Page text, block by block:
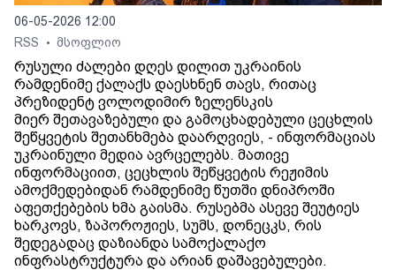
06-05-2026 12:00
RSS
• მსოფლიო
რუსული ძალები დღეს დილით უკრაინის
რამდენიმე ქალაქს დაესხნენ თავს, რითაც
პრეზიდენტ ვოლოდიმირ ზელენსკის
მიერ შეთავაზებული და გამოცხადებული ცეცხლის
შეწყვეტის შეთანხმება დაარღვიეს, - ინფორმაციას
უკრაინული მედია ავრცელებს. მათივე
ინფორმაციით, ცეცხლის შეწყვეტის რეჟიმის
ამოქმედებიდან რამდენიმე წუთში დნიპროში
აფეთქებების ხმა გაისმა. რუსებმა ასევე შეუტიეს
ხარკოვს, ზაპოროჟიეს, სუმს, დონეცკს, რის
შედეგადაც დაზიანდა სამოქალაქო
ინფრასტრუქტურა და არიან დაშავებულები.